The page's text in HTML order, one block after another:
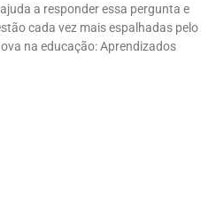
a responder essa pergunta e
cada vez mais espalhadas pelo
na educação: Aprendizados